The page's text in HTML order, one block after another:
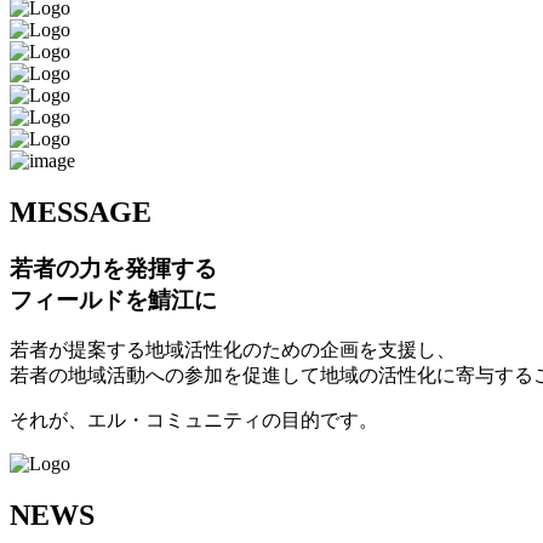
MESSAGE
若者の力を発揮する
フィールドを鯖江に
若者が提案する地域活性化のための企画を支援し、
若者の地域活動への参加を促進して地域の活性化に寄与する
それが、エル・コミュニティの目的です。
NEWS